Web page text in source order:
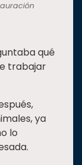
qué
trabajar
ya
lo